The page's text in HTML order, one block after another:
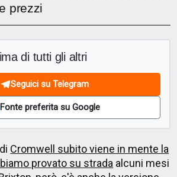
prezzi
di tutti gli altri
Seguici su Telegram
Fonte preferita su Google
Cromwell subito viene in mente la
provato su strada alcuni mesi